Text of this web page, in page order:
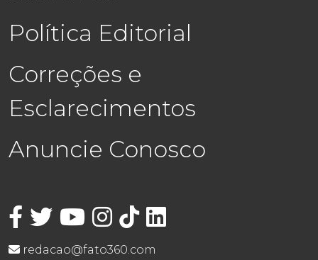
Política Editorial
Correções e
Esclarecimentos
Anuncie Conosco
redacao@fato360.com